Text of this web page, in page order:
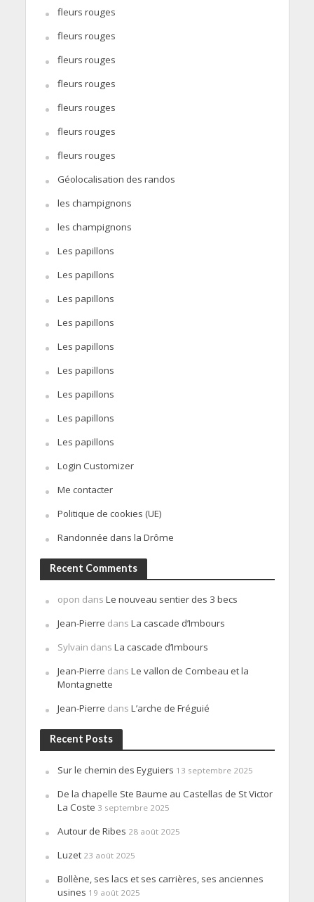
fleurs rouges
fleurs rouges
fleurs rouges
fleurs rouges
fleurs rouges
fleurs rouges
fleurs rouges
Géolocalisation des randos
les champignons
les champignons
Les papillons
Les papillons
Les papillons
Les papillons
Les papillons
Les papillons
Les papillons
Les papillons
Les papillons
Login Customizer
Me contacter
Politique de cookies (UE)
Randonnée dans la Drôme
Recent Comments
opon dans Le nouveau sentier des 3 becs
Jean-Pierre dans La cascade d’Imbours
Sylvain dans La cascade d’Imbours
Jean-Pierre dans Le vallon de Combeau et la
Montagnette
Jean-Pierre dans L’arche de Fréguié
Recent Posts
Sur le chemin des Eyguiers 13 septembre 2025
De la chapelle Ste Baume au Castellas de St Victor
La Coste 3 septembre 2025
Autour de Ribes 28 août 2025
Luzet 23 août 2025
Bollène, ses lacs et ses carrières, ses anciennes
usines 19 août 2025